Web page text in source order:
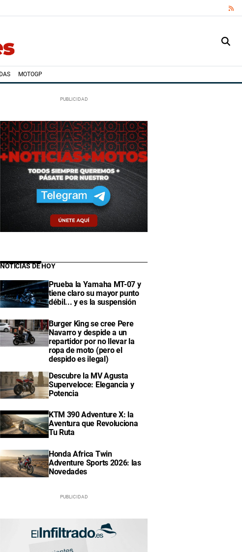
MOTOGP
NOTICIAS DE HOY
Prueba la Yamaha MT-07 y
tiene claro su mayor punto
débil... y es la suspensión
Burger King se cree Pere
Navarro y despide a un
repartidor por no llevar la
ropa de moto (pero el
despido es ilegal)
Descubre la MV Agusta
Superveloce: Elegancia y
Potencia
KTM 390 Adventure X: la
Aventura que Revoluciona
Tu Ruta
Honda Africa Twin
Adventure Sports 2026: las
Novedades